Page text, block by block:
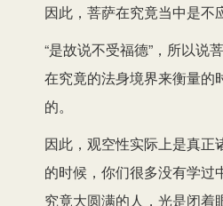
因此，菩萨在究竟当中是不
“是故说不受福德”，所以说
在究竟的法身境界来衡量的
的。
因此，观空性实际上是真正
的时候，你们很多没有学过
究竟大圆满的人，光是闭着